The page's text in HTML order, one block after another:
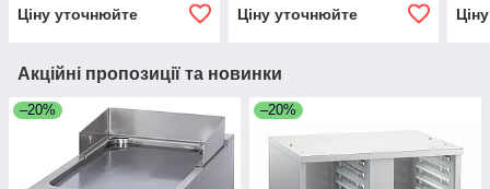
Ціну уточнюйте Ціну уточнюйте
Акційні пропозиції та новинки
–20% –20%